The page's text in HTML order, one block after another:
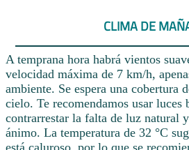
CLIMA DE
A temprana hora habrá vientos
velocidad máxima de 7 km/h,
ambiente. Se espera una cobertura
cielo. Te recomendamos usar luces
contrarrestar la falta de luz natural
ánimo. La temperatura de 32 °C